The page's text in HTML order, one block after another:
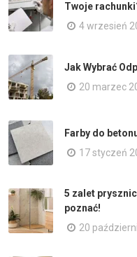
Twoje
4 wrzesień
Jak Wybrać
20 marzec
Farby do
17 styczeń
5 zalet
poznać!
20